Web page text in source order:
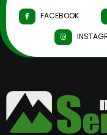
FACEBOOK